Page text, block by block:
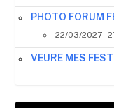
PHOTO FORUM
22/03/2027 -
VEURE MES